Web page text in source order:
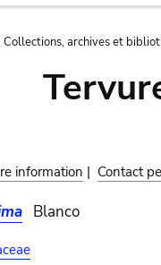
Collections, archives et
information | Contact
Blanco